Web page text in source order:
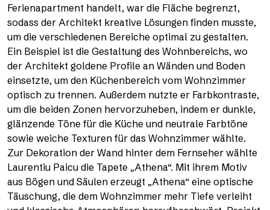
Ferienapartment handelt, war die Fläche begrenzt,
sodass der Architekt kreative Lösungen finden musste,
um die verschiedenen Bereiche optimal zu gestalten.
Ein Beispiel ist die Gestaltung des Wohnbereichs, wo
der Architekt goldene Profile an Wänden und Boden
einsetzte, um den Küchenbereich vom Wohnzimmer
optisch zu trennen. Außerdem nutzte er Farbkontraste,
um die beiden Zonen hervorzuheben, indem er dunkle,
glänzende Töne für die Küche und neutrale Farbtöne
sowie weiche Texturen für das Wohnzimmer wählte.
Zur Dekoration der Wand hinter dem Fernseher wählte
Laurentiu Paicu die Tapete „Athena“. Mit ihrem Motiv
aus Bögen und Säulen erzeugt „Athena“ eine optische
Täuschung, die dem Wohnzimmer mehr Tiefe verleiht